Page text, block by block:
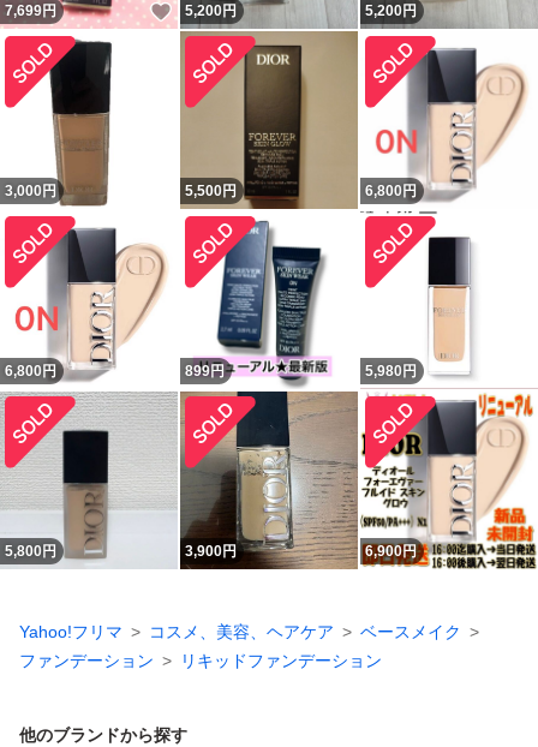
7,699円 いいね！
5,200円 5,200円
3,000 円 5,500円 6,800 円
6,800 円 899円 5,980 円
5,800円 3,900円 6,900円
Yahoo!フリマ コスメ、美容、ヘアケア
ベースメイク
ファンデーション
リキッドファンデーション
他のブランドから探す